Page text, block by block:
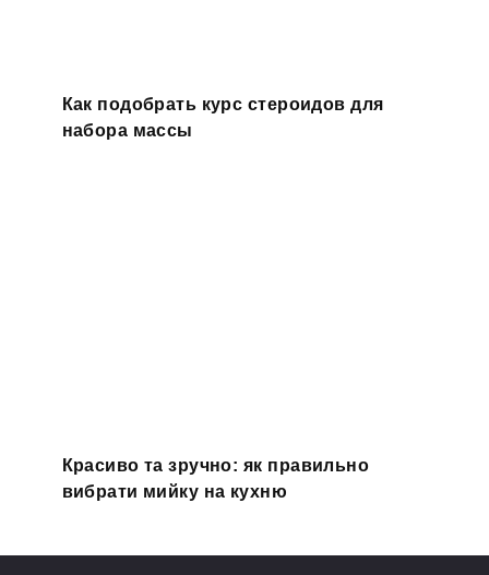
Как подобрать курс стероидов для
набора массы
Красиво та зручно: як правильно
вибрати мийку на кухню